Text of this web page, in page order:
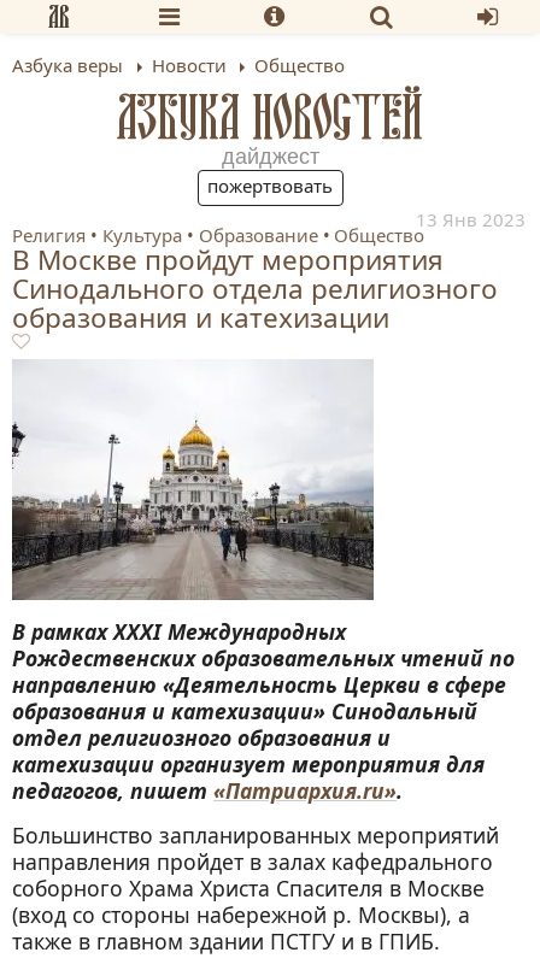
Азбука веры Новости Общество
АЗБУКА НОВОСТЕЙ
дайджест
пожертвовать
13 Янв 2023
Религия Культура Образование Общество
В Москве пройдут мероприятия
Синодального отдела религиозного
образования и катехизации
В рамках XXХI Международных
Рождественских образовательных чтений по
направлению «Деятельность Церкви в сфере
образования и катехизации» Синодальный
отдел религиозного образования и
катехизации организует мероприятия для
педагогов, пишет «Патриархия.ru».
Большинство запланированных мероприятий
направления пройдет в залах кафедрального
соборного Храма Христа Спасителя в Москве
(вход со стороны набережной р. Москвы), а
также в главном здании ПСТГУ и в ГПИБ.